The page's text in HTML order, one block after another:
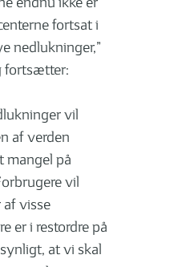
fortsat i
nedlukninger,”
fortsætter:
vil
af verden
mangel på
vil
af visse
er i restordre på
at vi skal